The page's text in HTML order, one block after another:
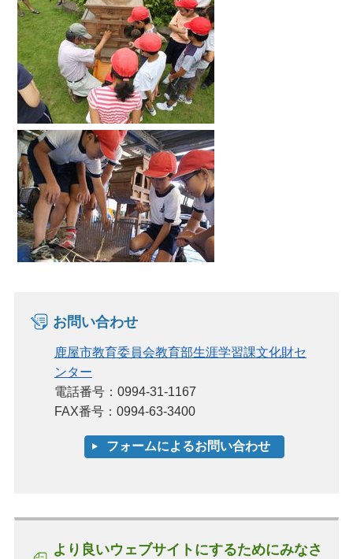
お問い合わせ
鹿屋市教育委員会教育部生涯学習課文化財セ
ンター
電話番号：0994-31-1167
FAX番号：0994-63-3400
より良いウェブサイトにするためにみなさ